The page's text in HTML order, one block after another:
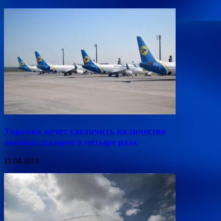
Украина хочет увеличить количество
авиапассажиров в четыре раза
11.04.2019